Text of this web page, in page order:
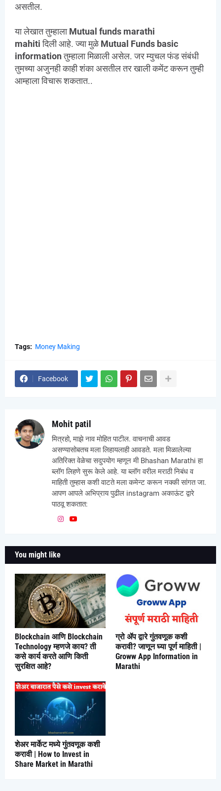
असतील.
या लेखात तुम्हालाMutual funds marathi
mahitiदिलीआहे. ज्या मुळे Mutual Funds basic
informationतुम्हाला मिळाली असेल. जर म्युचल फंड संबंधी
तुमच्या अजुनही काही शंका असतील तर खाली कमेंट करून तुम्ही
आम्हाला विचारू शकतात..
Tags: Money Making
Facebook
Mohit patil
मित्रहो, माझे नाव मोहित पाटील. वाचनाची आवड
असण्यासोबतच मला लिहायलाही आवडते. मला मिळालेल्या
अतिरिक्त वेळेचा सदुपयोग म्हणून मी Bhashan Marathi हा
ब्लॉग लिहणे सुरू केले आहे. या ब्लॉग वरील मराठी निबंध व
माहिती तुम्हास कशी वाटते मला कमेन्ट करून नक्की सांगत जा.
आपण आपले अभिप्राय पुढील instagram अकाऊंट द्वारे
पाठवू शकतात:
You might like
Blockchain आणि Blockchain
Technology म्हणजे काय? ती
कसे कार्य करते आणि किती
सुरक्षित आहे?
ग्रो ॲप द्वारे गुंतवणूक कशी
करावी? जाणून घ्या पूर्ण माहिती |
Groww App Information in
Marathi
शेअर मार्केट मध्ये गुंतवणूक कशी
करावी | How to Invest in
Share Market in Marathi